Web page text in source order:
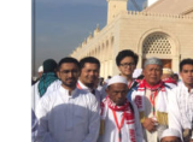
Termurah